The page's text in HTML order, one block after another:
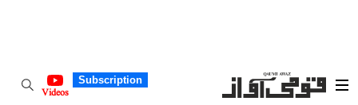
Subscription
Videos